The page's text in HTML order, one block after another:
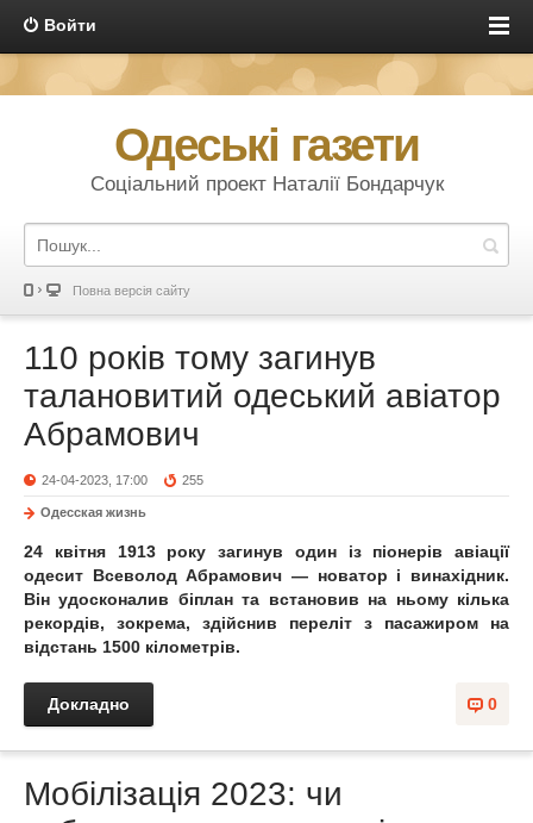
Войти
Одеські газети
Соціальний проект Наталії Бондарчук
Повна версія сайту
110 років тому загинув
талановитий одеський авіатор
Абрамович
24-04-2023, 17:00 255
Одесская жизнь
24 квітня 1913 року загинув один із піонерів авіації
одесит Всеволод Абрамович — новатор і винахідник.
Він удосконалив біплан та встановив на ньому кілька
рекордів, зокрема, здійснив переліт з пасажиром на
відстань 1500 кілометрів.
0
Докладно
Мобілізація 2023: чи